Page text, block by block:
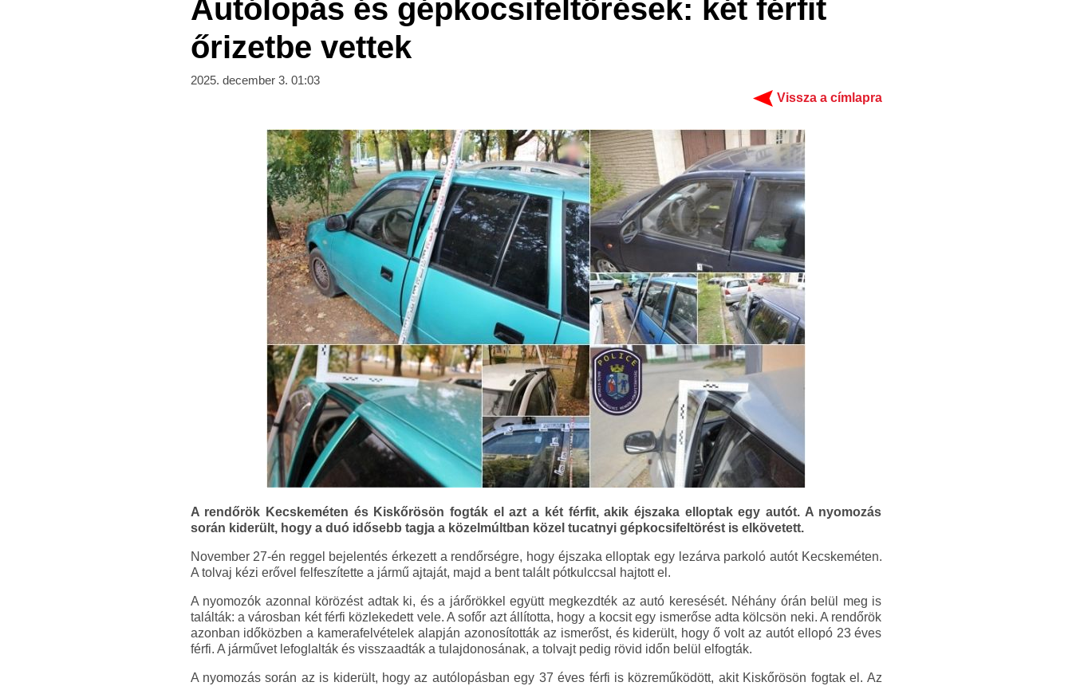
Autólopás és gépkocsifeltörések: két férfit
őrizetbe vettek
2025. december 3. 01:03
Vissza a címlapra
A rendőrök Kecskeméten és Kiskőrösön fogták el azt a két férfit, akik éjszaka elloptak egy autót. A nyomozás
során kiderült, hogy a duó idősebb tagja a közelmúltban közel tucatnyi gépkocsifeltörést is elkövetett.
November 27-én reggel bejelentés érkezett a rendőrségre, hogy éjszaka elloptak egy lezárva parkoló autót Kecskeméten.
A tolvaj kézi erővel felfeszítette a jármű ajtaját, majd a bent talált pótkulccsal hajtott el.
A nyomozók azonnal körözést adtak ki, és a járőrökkel együtt megkezdték az autó keresését. Néhány órán belül meg is
találták: a városban két férfi közlekedett vele. A sofőr azt állította, hogy a kocsit egy ismerőse adta kölcsön neki. A rendőrök
azonban időközben a kamerafelvételek alapján azonosították az ismerőst, és kiderült, hogy ő volt az autót ellopó 23 éves
férfi. A járművet lefoglalták és visszaadták a tulajdonosának, a tolvajt pedig rövid időn belül elfogták.
A nyomozás során az is kiderült, hogy az autólopásban egy 37 éves férfi is közreműködött, akit Kiskőrösön fogtak el. Az